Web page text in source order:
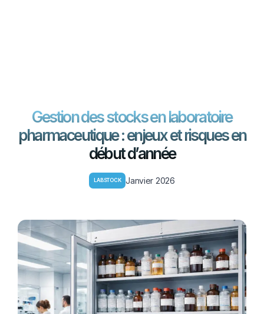
Gestion des stocks en laboratoire
pharmaceutique : enjeux et risques en
début d’année
LABSTOCK Janvier 2026